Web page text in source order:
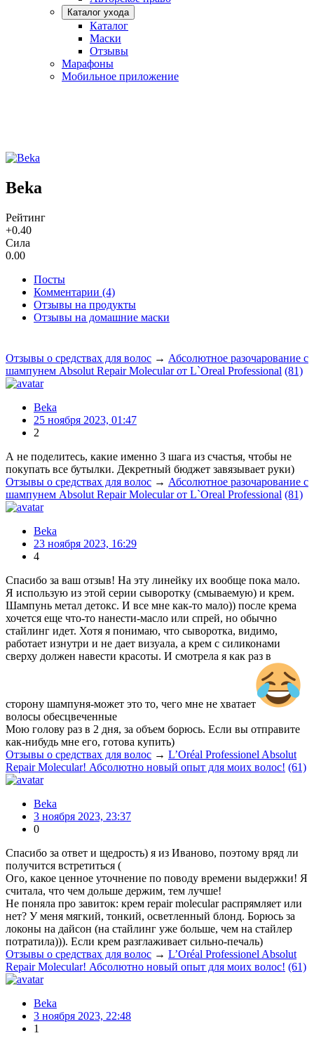
Каталог ухода
Каталог
Маски
Отзывы
Марафоны
Мобильное приложение
Beka
Рейтинг
+0.40
Сила
0.00
Посты
Комментарии (4)
Отзывы на продукты
Отзывы на домашние маски
Отзывы о средствах для волос → Абсолютное разочарование с
шампунем Absolut Repair Molecular от L`Oreal Professional (81)
Beka
25 ноября 2023, 01:47
2
А не поделитесь, какие именно 3 шага из счастья, чтобы не
покупать все бутылки. Декретный бюджет завязывает руки)
Отзывы о средствах для волос → Абсолютное разочарование с
шампунем Absolut Repair Molecular от L`Oreal Professional (81)
Beka
23 ноября 2023, 16:29
4
Спасибо за ваш отзыв! На эту линейку их вообще пока мало.
Я использую из этой серии сыворотку (смываемую) и крем.
Шампунь метал детокс. И все мне как-то мало)) после крема
хочется еще что-то нанести-масло или спрей, но обычно
стайлинг идет. Хотя я понимаю, что сыворотка, видимо,
работает изнутри и не дает визуала, а крем с силиконами
сверху должен навести красоты. И смотрела я как раз в
сторону шампуня-может это то, чего мне не хватает
волосы обесцвеченные
Мою голову раз в 2 дня, за объем борюсь. Если вы отправите
как-нибудь мне его, готова купить)
Отзывы о средствах для волос → L’Oréal Professionel Absolut
Repair Molecular! Абсолютно новый опыт для моих волос! (61)
Beka
3 ноября 2023, 23:37
0
Спасибо за ответ и щедрость) я из Иваново, поэтому вряд ли
получится встретиться (
Ого, какое ценное уточнение по поводу времени выдержки! Я
считала, что чем дольше держим, тем лучше!
Не поняла про завиток: крем repair molecular распрямляет или
нет? У меня мягкий, тонкий, осветленный блонд. Борюсь за
локоны на дайсон (на стайлинг уже больше, чем на стайлер
потратила))). Если крем разглаживает сильно-печаль)
Отзывы о средствах для волос → L’Oréal Professionel Absolut
Repair Molecular! Абсолютно новый опыт для моих волос! (61)
Beka
3 ноября 2023, 22:48
1